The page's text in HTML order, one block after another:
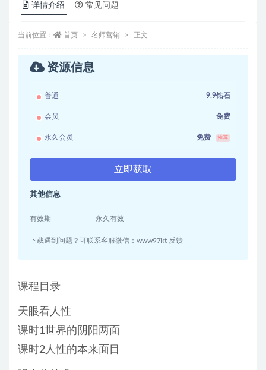
详情介绍 常见问题
当前位置： 首页 名师营销 正文
资源信息
普通 9.9钻石
会员 免费
永久会员 免费 推荐
立即获取
其他信息
有效期 永久有效
下载遇到问题？可联系客服微信：www97kt 反馈
课程目录
天眼看人性
课时1世界的阴阳两面
课时2人性的本来面目